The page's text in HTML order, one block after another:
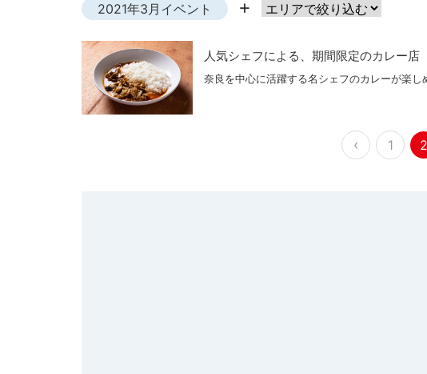
2021年3月イベント
人気シェフによる、期間限定のカレー店
奈良を中心に活躍する名シェフのカレーが楽
‹ 1 2